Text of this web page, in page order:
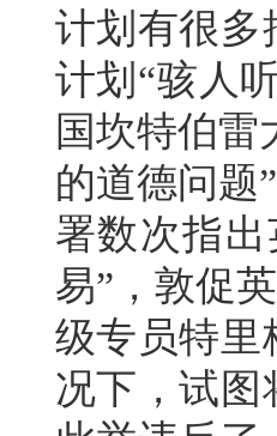
计划有很多
计划“骇人
国坎特伯雷
的道德问题
署数次指
易”，敦促
级专员特里
况下，试图